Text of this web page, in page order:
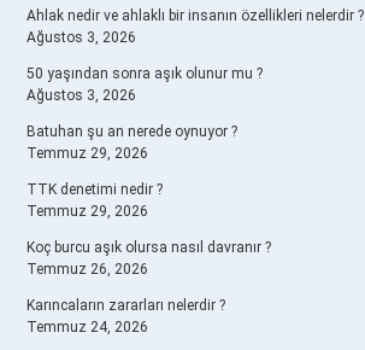
Ahlak nedir ve ahlaklı bir insanın özellikleri nelerdir ?
Ağustos 3, 2026
50 yaşından sonra aşık olunur mu ?
Ağustos 3, 2026
Batuhan şu an nerede oynuyor ?
Temmuz 29, 2026
TTK denetimi nedir ?
Temmuz 29, 2026
Koç burcu aşık olursa nasıl davranır ?
Temmuz 26, 2026
Karıncaların zararları nelerdir ?
Temmuz 24, 2026